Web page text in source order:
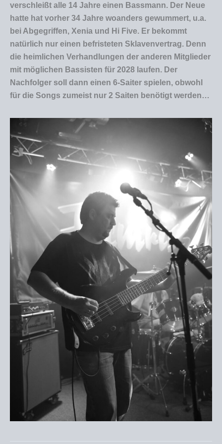
verschleißt alle 14 Jahre einen Bassmann. Der Neue
hatte hat vorher 34 Jahre woanders gewummert, u.a.
bei Abgegriffen, Xenia und Hi Five. Er bekommt
natürlich nur einen befristeten Sklavenvertrag. Denn
die heimlichen Verhandlungen der anderen Mitglieder
mit möglichen Bassisten für 2028 laufen. Der
Nachfolger soll dann einen 6-Saiter spielen, obwohl
für die Songs zumeist nur 2 Saiten benötigt werden…